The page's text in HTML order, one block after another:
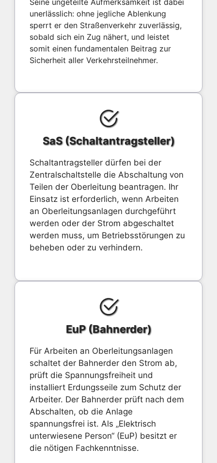
unerlässlich: ohne jegliche Ablenkung
sperrt er den Straßenverkehr zuverlässig,
sobald sich ein Zug nähert, und leistet
somit einen fundamentalen Beitrag zur
Sicherheit aller Verkehrsteilnehmer.
SaS (Schaltantragsteller)
Schaltantragsteller dürfen bei der
Zentralschaltstelle die Abschaltung von
Teilen der Oberleitung beantragen. Ihr
Einsatz ist erforderlich, wenn Arbeiten
an Oberleitungsanlagen durchgeführt
werden oder der Strom abgeschaltet
werden muss, um Betriebsstörungen zu
beheben oder zu verhindern.
EuP (Bahnerder)
Für Arbeiten an Oberleitungsanlagen
schaltet der Bahnerder den Strom ab,
prüft die Spannungsfreiheit und
installiert Erdungsseile zum Schutz der
Arbeiter. Der Bahnerder prüft nach dem
Abschalten, ob die Anlage
spannungsfrei ist. Als „Elektrisch
unterwiesene Person“ (EuP) besitzt er
die nötigen Fachkenntnisse.